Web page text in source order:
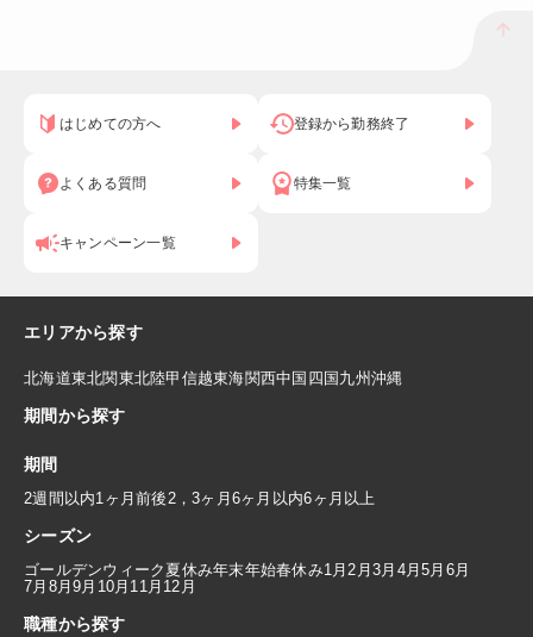
はじめての方へ 登録から勤務終了
よくある質問 特集一覧
キャンペーン一覧
エリアから探す
北海道東北関東北陸甲信越東海関西中国 四国九州沖縄
期間から探す
期間
2週間以内1ヶ月前後 2，3ヶ月 6ヶ月以内6ヶ月以上
シーズン
ゴールデンウィーク 夏休み年末年始春休み1月 2月3月 4月5月 6月
7月 8月9月 10月 11月 12月
職種から探す